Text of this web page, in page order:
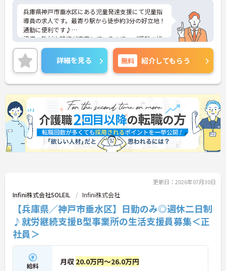
兵庫県神戸市垂水区にある児童発達支援にて児童指
導員の求人です。最寄り駅から徒歩約3分の好立地！
通勤に便利です♪
設備・教材や研修が充実しているので、ご経験の浅
い方も安心して勤務していただけます。年間休日12
0日とお休みが多く、リフレッシュもばっちりでき
ますね！
ご興味のある方には、面接対策ポイントなど、さら
に詳細をご案内しますのでお気軽にご相談くださ
い！
詳細を見る 無料 紹介してもらう
更新日：2026年07月30日
Infini株式会社SOLEIL Infini株式会社
【兵庫県／神戸市垂水区】日勤のみ◎週休二日制
♪就労継続支援B型事業所の生活支援員募集＜正
社員＞
給料 月収 20.0万円～26.0万円